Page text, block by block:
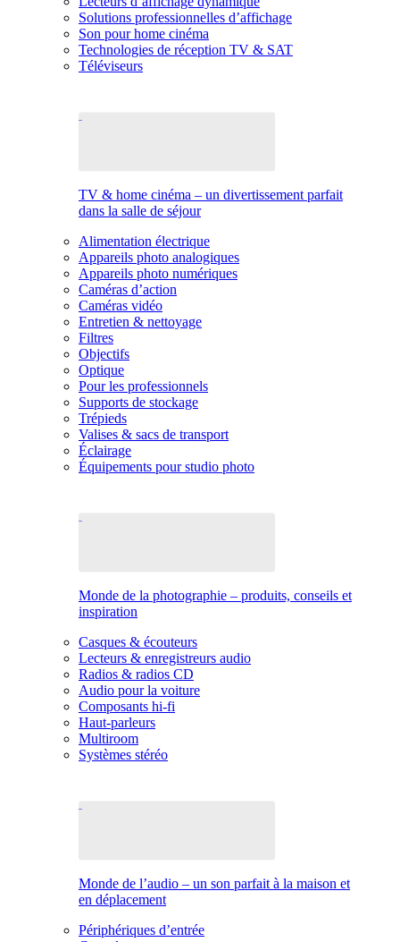
Solutions professionnelles d’affichage
Son pour home cinéma
Technologies de réception TV & SAT
Téléviseurs
TV & home cinéma – un divertissement parfait
dans la salle de séjour
Alimentation électrique
Appareils photo analogiques
Appareils photo numériques
Caméras d’action
Caméras vidéo
Entretien & nettoyage
Filtres
Objectifs
Optique
Pour les professionnels
Supports de stockage
Trépieds
Valises & sacs de transport
Éclairage
Équipements pour studio photo
Monde de la photographie – produits, conseils et
inspiration
Casques & écouteurs
Lecteurs & enregistreurs audio
Radios & radios CD
Audio pour la voiture
Composants hi-fi
Haut-parleurs
Multiroom
Systèmes stéréo
Monde de l’audio – un son parfait à la maison et
en déplacement
Périphériques d’entrée